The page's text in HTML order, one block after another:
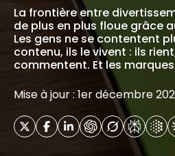
La frontière entre
de plus en plus floue grâce
Les gens ne se contentent
contenu, ils le vivent : ils
commentent. Et les
Mise à jour : 1er décembre